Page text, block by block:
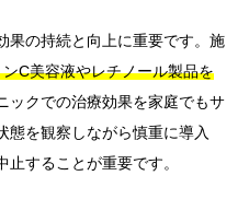
果の持続と向上に重要です。施
C美容液やレチノール製品を
ックでの治療効果を家庭でもサ
態を観察しながら慎重に導入
することが重要です。